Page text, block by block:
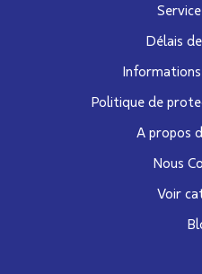
Délais
Politique de
A propos
Nous
Voir